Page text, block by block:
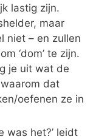
lastig zijn.
maar
niet – en zullen
‘dom’ te zijn.
je uit wat de
dat
oefenen ze in
was het?’ leidt